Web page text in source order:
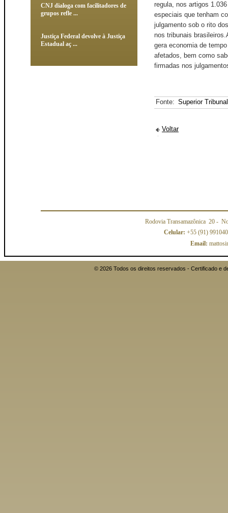
CNJ dialoga com facilitadores de
grupos refle ...
Justiça Federal devolve à Justiça
Estadual aç ...
regula, nos artigos
especiais que tenham
julgamento sob o rito
nos tribunais
gera economia de
afetados, bem como
firmadas nos
Fonte: Superior
Voltar
Rodovia Transamazônica 20 -
Celular: +55 (91)
Email:
© 2026 Todos os direitos reservados - Certificado e